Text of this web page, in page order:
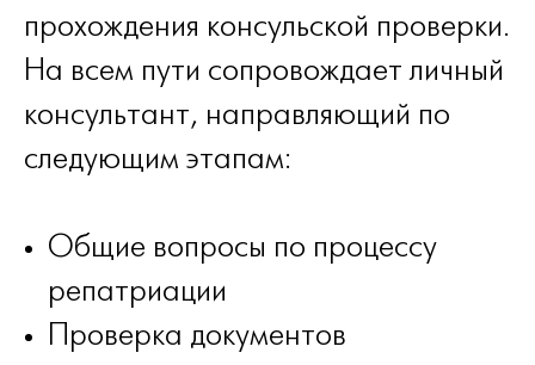
прохождения консульской проверки.
На всем пути сопровождает личный
консультант, направляющий по
следующим этапам:
Общие вопросы по процессу
репатриации
Проверка документов